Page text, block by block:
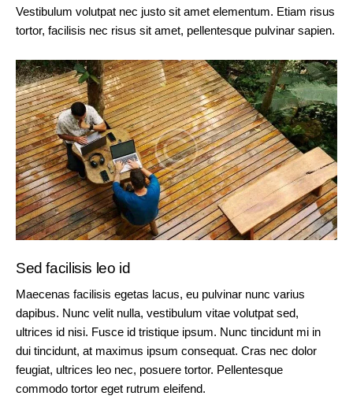
Vestibulum volutpat nec justo sit amet elementum. Etiam risus
tortor, facilisis nec risus sit amet, pellentesque pulvinar sapien.
Sed facilisis leo id
Maecenas facilisis egetas lacus, eu pulvinar nunc varius
dapibus. Nunc velit nulla, vestibulum vitae volutpat sed,
ultrices id nisi. Fusce id tristique ipsum. Nunc tincidunt mi in
dui tincidunt, at maximus ipsum consequat. Cras nec dolor
feugiat, ultrices leo nec, posuere tortor. Pellentesque
commodo tortor eget rutrum eleifend.